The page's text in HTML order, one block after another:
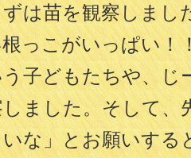
は苗を観察しまし
っこがいっぱい！
子どもたちや、じ
ました。そして、
な」とお願いする